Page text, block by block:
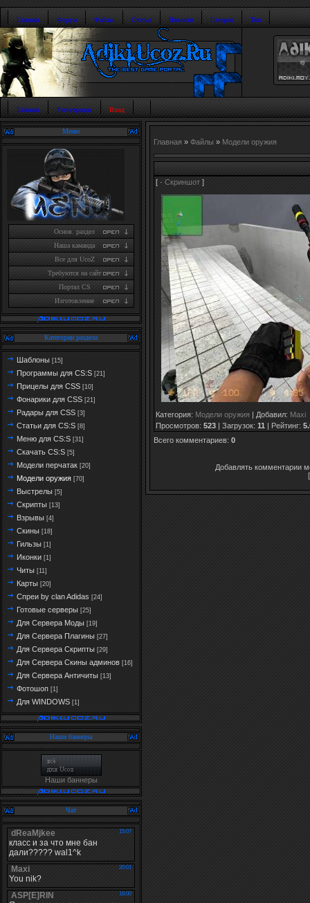
Главная Форум Файлы Статьи Новости Галерея Топ
Главная Регистрация Вход
Меню
Основ. раздел
Наша каманда
Все для UcoZ
Требуются на сайт
Портал CS
Изготовление
Категории раздела
Шаблоны [15]
Программы для CS:S [21]
Прицелы для CSS [10]
Фонарики для CSS [21]
Радары для CSS [3]
Статьи для CS:S [8]
Меню для CS:S [31]
Скачать CS:S [5]
Модели перчатак [20]
Модели оружия [70]
Выстрелы [5]
Скрипты [13]
Взрывы [4]
Скины [18]
Гильзы [1]
Иконки [1]
Читы [11]
Карты [20]
Спреи by clan Adidas [24]
Готовые серверы [25]
Для Сервера Моды [19]
Для Сервера Плагины [27]
Для Сервера Скрипты [29]
Для Сервера Скины админов [16]
Для Сервера Античиты [13]
Фотошоп [1]
Для WINDOWS [1]
Наши баннеры
Наши баннеры
Чат
Главная » Файлы » Модели оружия
[ · Скриншот ]
Категория: Модели оружия | Добавил: Maxi
Просмотров: 523 | Загрузок: 11 | Рейтинг:
Всего комментариев: 0
Добавлять комментарии